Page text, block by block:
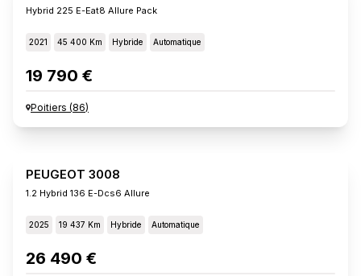
Hybrid 225 E-Eat8 Allure Pack
2021 45 400 Km Hybride Automatique
19 790 €
Poitiers (86)
PEUGEOT 3008
1.2 Hybrid 136 E-Dcs6 Allure
2025 19 437 Km Hybride Automatique
26 490 €